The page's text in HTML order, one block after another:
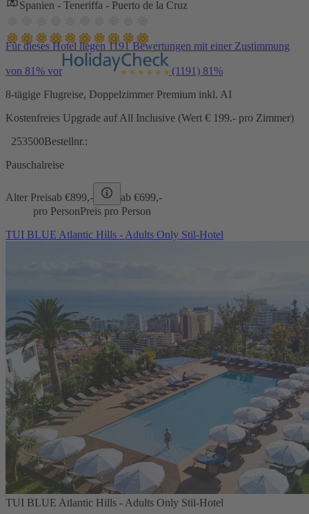
Spanien - Teneriffa - Puerto de la Cruz
Für dieses Hotel liegen 1191 Bewertungen mit einer Zustimmung
von 81% vor (1191) 81%
8-tägige Flugreise, Doppelzimmer Premium inkl. AI
Kostenfreies Upgrade auf All Inclusive (Wert € 199.- pro Zimmer)
253500Bestellnr.:
Pauschalreise
Alter Preisab €899,- ab €699,-
pro PersonPreis pro Person
TUI BLUE Atlantic Hills - Adults Only Stil-Hotel
TUI BLUE Atlantic Hills - Adults Only Stil-Hotel